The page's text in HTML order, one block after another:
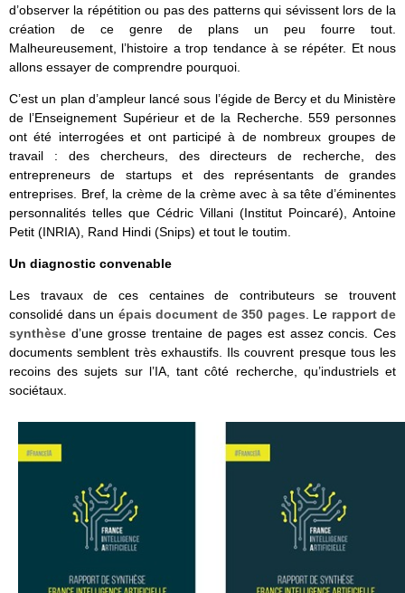
d’observer la répétition ou pas des patterns qui sévissent lors de la
création de ce genre de plans un peu fourre tout.
Malheureusement, l’histoire a trop tendance à se répéter. Et nous
allons essayer de comprendre pourquoi.
C’est un plan d’ampleur lancé sous l’égide de Bercy et du Ministère
de l’Enseignement Supérieur et de la Recherche. 559 personnes
ont été interrogées et ont participé à de nombreux groupes de
travail : des chercheurs, des directeurs de recherche, des
entrepreneurs de startups et des représentants de grandes
entreprises. Bref, la crème de la crème avec à sa tête d’éminentes
personnalités telles que Cédric Villani (Institut Poincaré), Antoine
Petit (INRIA), Rand Hindi (Snips) et tout le toutim.
Un diagnostic convenable
Les travaux de ces centaines de contributeurs se trouvent
consolidé dans un épais document de 350 pages. Le rapport de
synthèse d’une grosse trentaine de pages est assez concis. Ces
documents semblent très exhaustifs. Ils couvrent presque tous les
recoins des sujets sur l’IA, tant côté recherche, qu’industriels et
sociétaux.